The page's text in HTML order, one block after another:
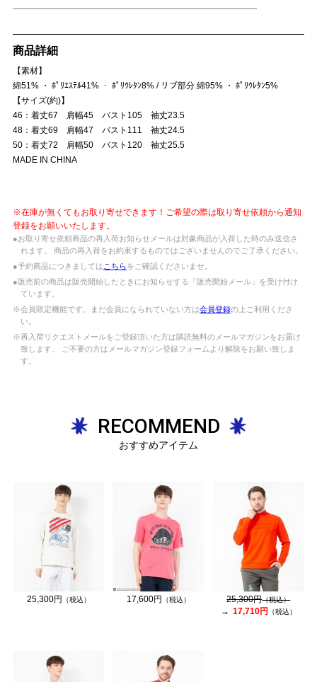
商品詳細
【素材】
綿51% ・ ﾎﾟﾘｴｽﾃﾙ41% ・ ﾎﾟﾘｳﾚﾀﾝ8% / リブ部分 綿95% ・ ﾎﾟﾘｳﾚﾀﾝ5%
【サイズ(約)】
46：着丈67 肩幅45 バスト105 袖丈23.5
48：着丈69 肩幅47 バスト111 袖丈24.5
50：着丈72 肩幅50 バスト120 袖丈25.5
MADE IN CHINA
※在庫が無くてもお取り寄せできます！ご希望の際は取り寄せ依頼から通知
登録をお願いいたします。
●お取り寄せ依頼商品の再入荷お知らせメールは対象商品が入荷した時のみ送信さ
れます。 商品の再入荷をお約束するものではございませんのでご了承ください。
●予約商品につきましては こちらをご確認くださいませ。
●販売前の商品は販売開始したときにお知らせする「販売開始メール」を受け付け
ています。
※会員限定機能です。まだ会員になられていない方は会員登録の上ご利用くださ
い。
※再入荷リクエストメールをご登録頂いた方は購読無料のメールマガジンをお届け
致します。 ご不要の方はメールマガジン登録フォームより解除をお願い致しま
す。
RECOMMEND
おすすめアイテム
25,300円 （税込） 17,600円 （税込） 25,300円（税込）
17,710円 （税込）